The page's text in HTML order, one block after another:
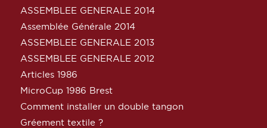
ASSEMBLEE GENERALE 2014
Assemblée Générale 2014
ASSEMBLEE GENERALE 2013
ASSEMBLEE GENERALE 2012
Articles 1986
MicroCup 1986 Brest
Comment installer un double tangon
Gréement textile ?